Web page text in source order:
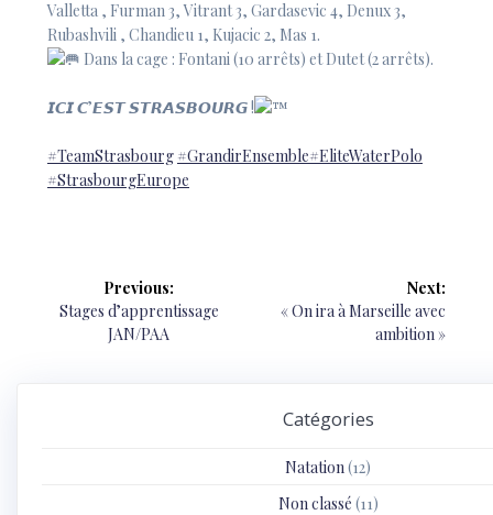
Valletta , Furman 3, Vitrant 3, Gardasevic 4, Denux 3,
Rubashvili , Chandieu 1, Kujacic 2, Mas 1.
Dans la cage : Fontani (10 arrêts) et Dutet (2 arrêts).
𝙄𝘾𝙄 𝘾’𝙀𝙎𝙏 𝙎𝙏𝙍𝘼𝙎𝘽𝙊𝙐𝙍𝙂 !
#TeamStrasbourg #GrandirEnsemble#EliteWaterPolo
#StrasbourgEurope
Navigation
Previous:
Previous
Stages d’apprentissage
JAN/PAA
Next:
Next
« On ira à Marseille avec
ambition »
Catégories
Natation (12)
Non classé (11)